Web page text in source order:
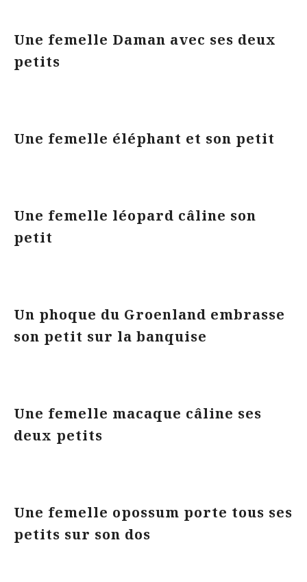
Une femelle Daman avec ses deux
petits
Une femelle éléphant et son petit
Une femelle léopard câline son
petit
Un phoque du Groenland embrasse
son petit sur la banquise
Une femelle macaque câline ses
deux petits
Une femelle opossum porte tous ses
petits sur son dos